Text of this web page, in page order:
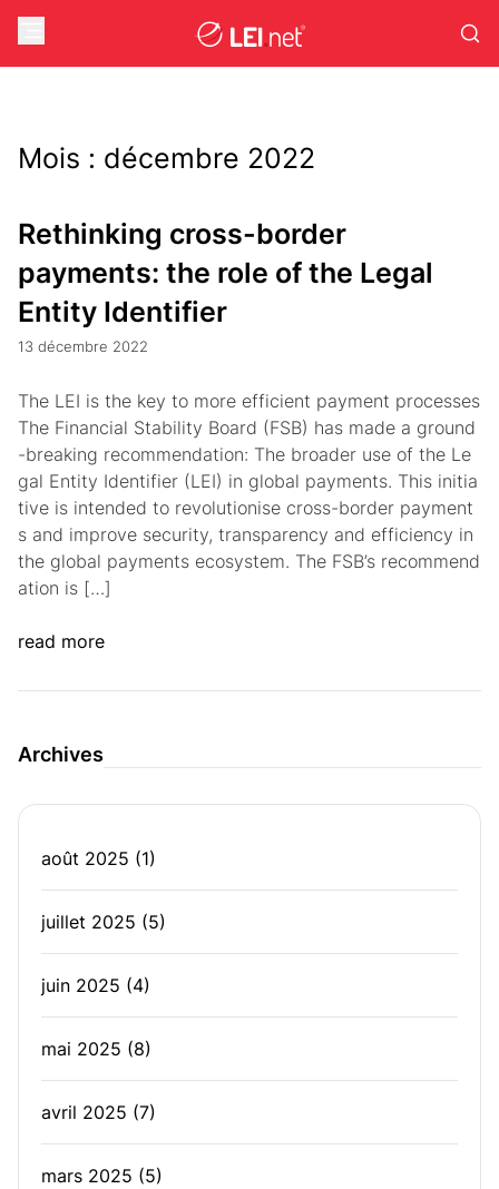
Mois : décembre 2022
Rethinking cross-border
payments: the role of the Legal
Entity Identifier
13 décembre 2022
The LEI is the key to more efficient payment processes
The Financial Stability Board (FSB) has made a ground
-breaking recommendation: The broader use of the Le
gal Entity Identifier (LEI) in global payments. This initia
tive is intended to revolutionise cross-border payment
s and improve security, transparency and efficiency in
the global payments ecosystem. The FSB’s recommend
ation is […]
read more
Archives
août 2025 (1)
juillet 2025 (5)
juin 2025 (4)
mai 2025 (8)
avril 2025 (7)
mars 2025 (5)